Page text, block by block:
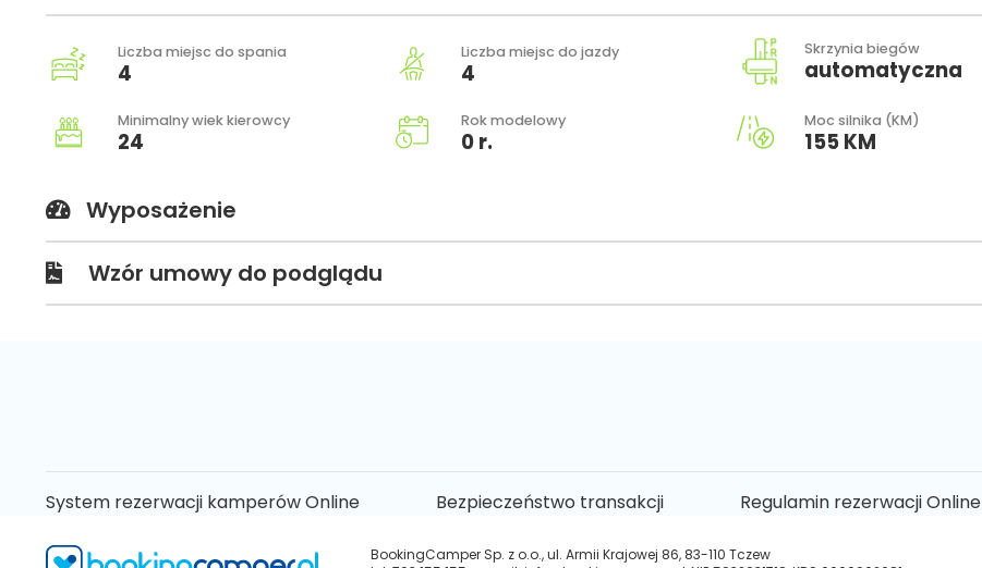
Liczba miejsc do spania
4
Liczba miejsc do jazdy
4
Skrzynia biegów
automatyczna
Minimalny wiek kierowcy
24
Rok modelowy
0 r.
Moc silnika (KM)
155 KM
Wyposażenie
Wzór umowy do podglądu
System rezerwacji kamperów Online Bezpieczeństwo transakcji Regulamin rezerwacji Online
BookingCamper Sp. z o.o., ul. Armii Krajowej 86, 83-110 Tczew